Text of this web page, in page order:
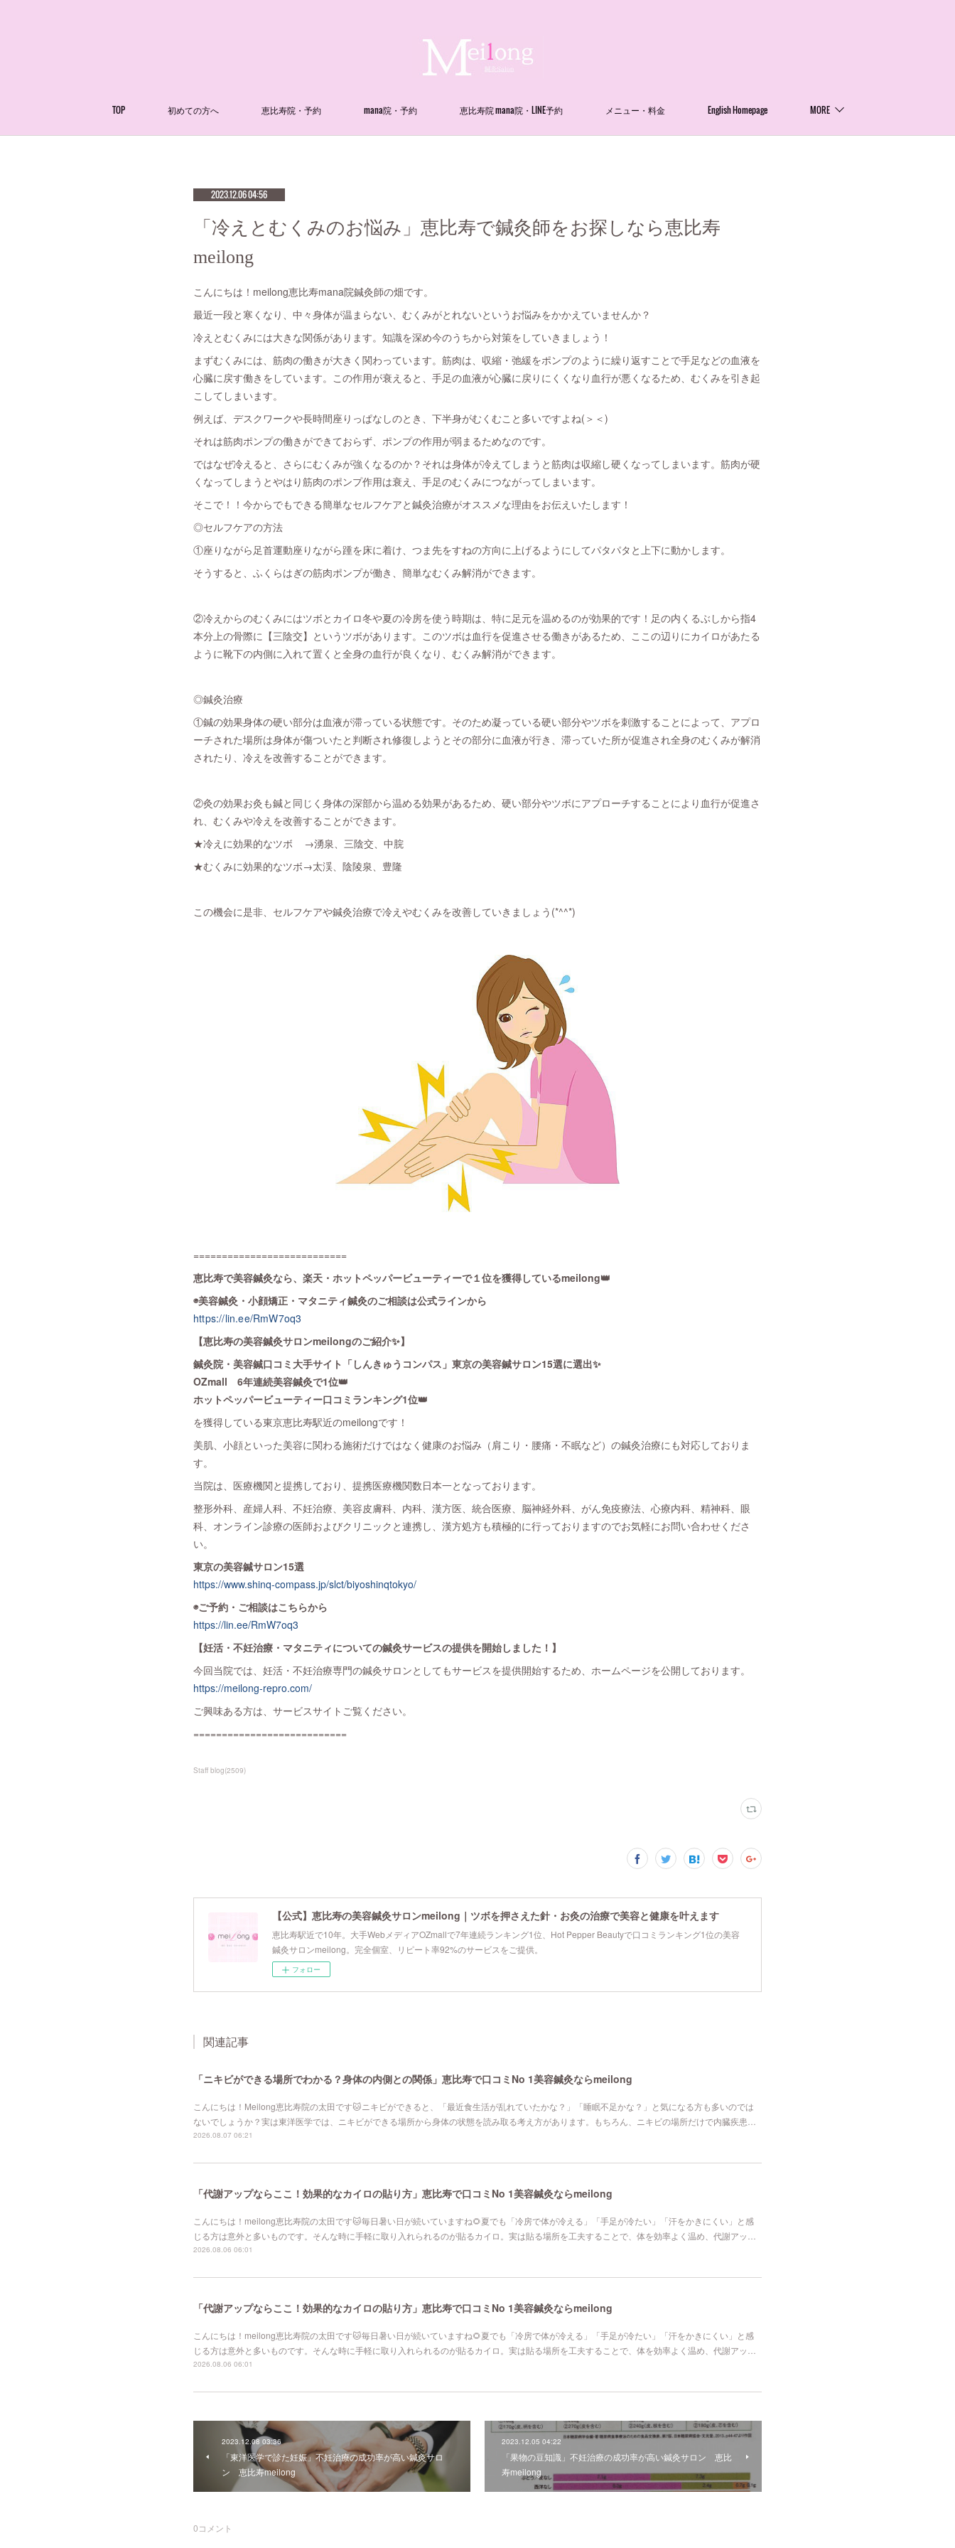
TOP 初めての方へ 恵比寿院・予約 mana院・予約 恵比寿院 mana院・LINE予約 メニュー・料金 English Homepage MORE
2023.12.06 04:56
「冷えとむくみのお悩み」恵比寿で鍼灸師をお探しなら恵比寿
meilong
こんにちは！meilong恵比寿mana院鍼灸師の畑です。
最近一段と寒くなり、中々身体が温まらない、むくみがとれないというお悩みをかかえていませんか？
冷えとむくみには大きな関係があります。知識を深め今のうちから対策をしていきましょう！
まずむくみには、筋肉の働きが大きく関わっています。筋肉は、収縮・弛緩をポンプのように繰り返すことで手足などの血液を
心臓に戻す働きをしています。この作用が衰えると、手足の血液が心臓に戻りにくくなり血行が悪くなるため、むくみを引き起
こしてしまいます。
例えば、デスクワークや長時間座りっぱなしのとき、下半身がむくむこと多いですよね(＞＜)
それは筋肉ポンプの働きができておらず、ポンプの作用が弱まるためなのです。
ではなぜ冷えると、さらにむくみが強くなるのか？それは身体が冷えてしまうと筋肉は収縮し硬くなってしまいます。筋肉が硬
くなってしまうとやはり筋肉のポンプ作用は衰え、手足のむくみにつながってしまいます。
そこで！！今からでもできる簡単なセルフケアと鍼灸治療がオススメな理由をお伝えいたします！
◎セルフケアの方法
①座りながら足首運動座りながら踵を床に着け、つま先をすねの方向に上げるようにしてパタパタと上下に動かします。
そうすると、ふくらはぎの筋肉ポンプが働き、簡単なむくみ解消ができます。
②冷えからのむくみにはツボとカイロ冬や夏の冷房を使う時期は、特に足元を温めるのが効果的です！足の内くるぶしから指4
本分上の骨際に【三陰交】というツボがあります。このツボは血行を促進させる働きがあるため、ここの辺りにカイロがあたる
ように靴下の内側に入れて置くと全身の血行が良くなり、むくみ解消ができます。
◎鍼灸治療
①鍼の効果身体の硬い部分は血液が滞っている状態です。そのため凝っている硬い部分やツボを刺激することによって、アプロ
ーチされた場所は身体が傷ついたと判断され修復しようとその部分に血液が行き、滞っていた所が促進され全身のむくみが解消
されたり、冷えを改善することができます。
②灸の効果お灸も鍼と同じく身体の深部から温める効果があるため、硬い部分やツボにアプローチすることにより血行が促進さ
れ、むくみや冷えを改善することができます。
★冷えに効果的なツボ →湧泉、三陰交、中脘
★むくみに効果的なツボ→太渓、陰陵泉、豊隆
この機会に是非、セルフケアや鍼灸治療で冷えやむくみを改善していきましょう(*^^*)
===========================
恵比寿で美容鍼灸なら、楽天・ホットペッパービューティーで１位を獲得しているmeilong👑
◉美容鍼灸・小顔矯正・マタニティ鍼灸のご相談は公式ラインから
https://lin.ee/RmW7oq3
【恵比寿の美容鍼灸サロンmeilongのご紹介✨】
鍼灸院・美容鍼口コミ大手サイト「しんきゅうコンパス」東京の美容鍼サロン15選に選出✨
OZmall 6年連続美容鍼灸で1位👑
ホットペッパービューティー口コミランキング1位👑
を獲得している東京恵比寿駅近のmeilongです！
美肌、小顔といった美容に関わる施術だけではなく健康のお悩み（肩こり・腰痛・不眠など）の鍼灸治療にも対応しておりま
す。
当院は、医療機関と提携しており、提携医療機関数日本一となっております。
整形外科、産婦人科、不妊治療、美容皮膚科、内科、漢方医、統合医療、脳神経外科、がん免疫療法、心療内科、精神科、眼
科、オンライン診療の医師およびクリニックと連携し、漢方処方も積極的に行っておりますのでお気軽にお問い合わせくださ
い。
東京の美容鍼サロン15選
https://www.shinq-compass.jp/slct/biyoshinqtokyo/
◉ご予約・ご相談はこちらから
https://lin.ee/RmW7oq3
【妊活・不妊治療・マタニティについての鍼灸サービスの提供を開始しました！】
今回当院では、妊活・不妊治療専門の鍼灸サロンとしてもサービスを提供開始するため、ホームページを公開しております。
https://meilong-repro.com/
ご興味ある方は、サービスサイトご覧ください。
===========================
Staff blog(2509)
【公式】恵比寿の美容鍼灸サロンmeilong｜ツボを押さえた針・お灸の治療で美容と健康を叶えます
恵比寿駅近で10年。大手WebメディアOZmallで7年連続ランキング1位、Hot Pepper Beautyで口コミランキング1位の美容
鍼灸サロンmeilong。完全個室、リピート率92%のサービスをご提供。
フォロー
関連記事
「ニキビができる場所でわかる？身体の内側との関係」恵比寿で口コミNo 1美容鍼灸ならmeilong
こんにちは！Meilong恵比寿院の太田です🐱ニキビができると、「最近食生活が乱れていたかな？」「睡眠不足かな？」と気になる方も多いのでは
ないでしょうか？実は東洋医学では、ニキビができる場所から身体の状態を読み取る考え方があります。もちろん、ニキビの場所だけで内臓疾患…
2026.08.07 06:21
「代謝アップならここ！効果的なカイロの貼り方」恵比寿で口コミNo 1美容鍼灸ならmeilong
こんにちは！meilong恵比寿院の太田です🐱毎日暑い日が続いていますね🌻夏でも「冷房で体が冷える」「手足が冷たい」「汗をかきにくい」と感
じる方は意外と多いものです。そんな時に手軽に取り入れられるのが貼るカイロ。実は貼る場所を工夫することで、体を効率よく温め、代謝アッ…
2026.08.06 06:01
「代謝アップならここ！効果的なカイロの貼り方」恵比寿で口コミNo 1美容鍼灸ならmeilong
こんにちは！meilong恵比寿院の太田です🐱毎日暑い日が続いていますね🌻夏でも「冷房で体が冷える」「手足が冷たい」「汗をかきにくい」と感
じる方は意外と多いものです。そんな時に手軽に取り入れられるのが貼るカイロ。実は貼る場所を工夫することで、体を効率よく温め、代謝アッ…
2026.08.06 06:01
2023.12.08 03:36
「東洋医学で診た妊娠」不妊治療の成功率が高い鍼灸サロ
ン 恵比寿meilong
2023.12.05 04:22
「果物の豆知識」不妊治療の成功率が高い鍼灸サロン 恵比
寿meilong
0コメント